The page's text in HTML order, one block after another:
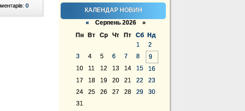
КАЛЕНДАР НОВИН
« Серпень 2026 »
Пн
Вт Ср Чт Пт Сб
Нд
1
2
3
4 5 6 7 8
9
10
11 12 13 14 15
16
17
18 19 20 21 22
23
24
25 26 27 28 29
30
31
0